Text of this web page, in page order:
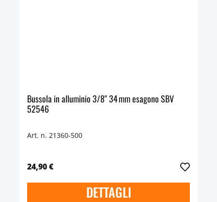
Bussola in alluminio 3/8" 34 mm esagono SBV
52546
Art. n. 21360-500
24,90 €
DETTAGLI